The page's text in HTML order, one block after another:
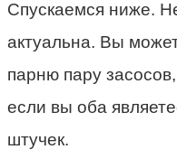
Спускаемся ниже.
актуальна. Вы
парню пару
если вы оба
штучек.